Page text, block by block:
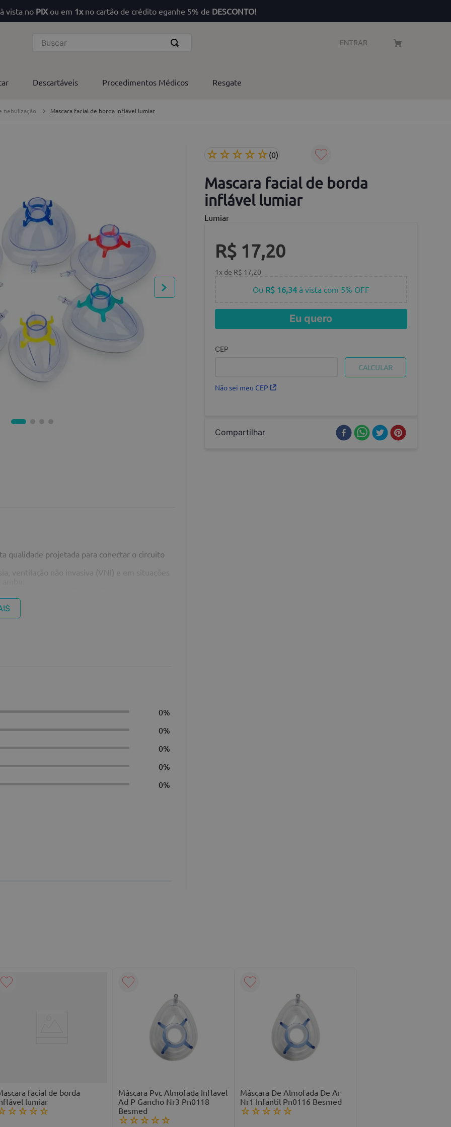
vista no PIX ou em 1xno cartão de crédito eganhe 5% de DESCONTO!
Buscar
ENTRAR
Descartáveis Procedimentos Médicos Resgate
nebulização Mascara facial de borda inflável lumiar
qualidade projetada para conectar o circuito
ventilação não invasiva (VNI) e em situações
o paciente.
flexível e confortável. Borda Inflável:
Válvula de Injeção Inflável: PVC. Suporte
mecânica não invasiva (VNI) e
UTIs e emergências médicas.
ilustrativas e podem não refletir exatamente
dúvida que você possa ter!
0%
0%
0%
0%
0%
☆☆☆☆☆(0)
Mascara facial de borda
inflável lumiar
Lumiar
R$ 17,20
1 x de R$ 17,20
Ou R$ 16,34 à vista com 5% OFF
Eu quero
CEP
Não sei meu CEP
Compartilhar
facial de borda
lumiar
☆☆☆☆
Máscara Pvc Almofada Inflavel
Ad P Gancho Nr3 Pn0118
Besmed
☆☆☆☆☆
Máscara De Almofada De Ar
Nr1 Infantil Pn0116 Besmed
☆☆☆☆☆